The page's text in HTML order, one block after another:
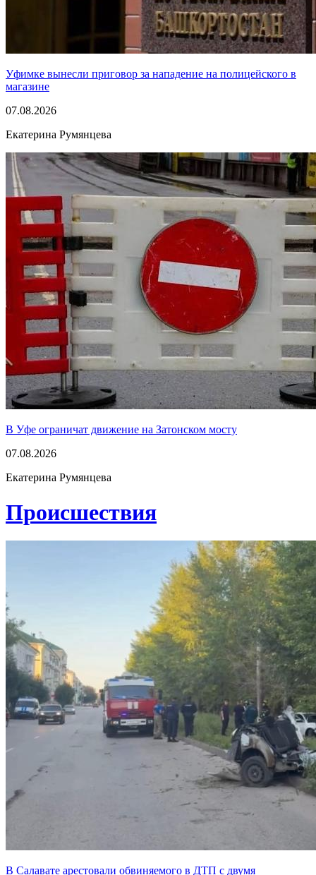
Уфимке вынесли приговор за нападение на полицейского в
магазине
07.08.2026
Екатерина Румянцева
В Уфе ограничат движение на Затонском мосту
07.08.2026
Екатерина Румянцева
Проиcшествия
В Салавате арестовали обвиняемого в ДТП с двумя